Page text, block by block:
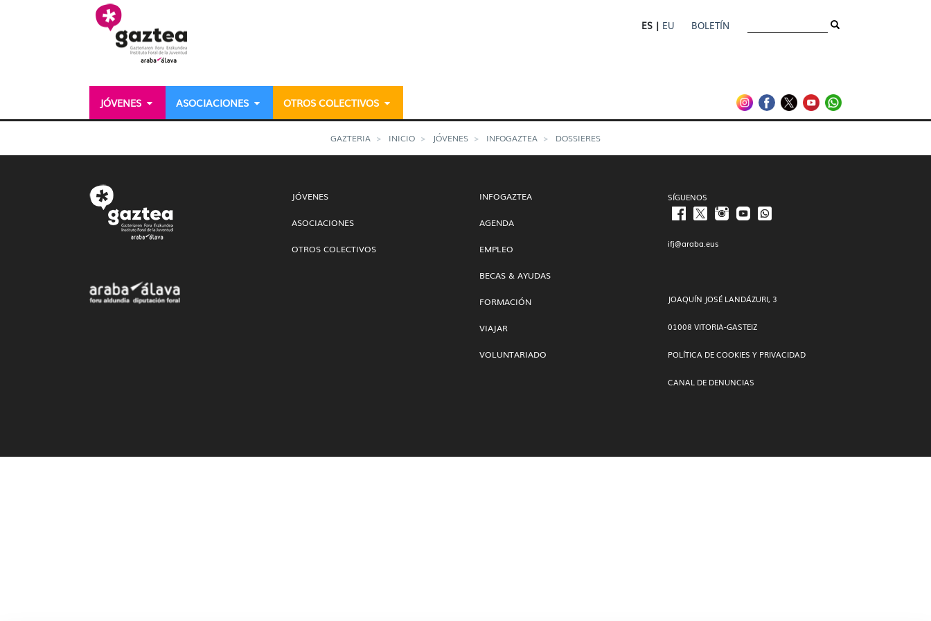
Saltar al contenido principal
ES | EU BOLETÍN
JÓVENES ASOCIACIONES OTROS COLECTIVOS
Dossier detalle - gazteriaGAZTERIA INICIO JÓVENES INFOGAZTEA DOSSIERES
JÓVENES
ASOCIACIONES
OTROS COLECTIVOS
INFOGAZTEA
AGENDA
EMPLEO
BECAS & AYUDAS
FORMACIÓN
VIAJAR
VOLUNTARIADO
SÍGUENOS
ifj@araba.eus
JOAQUÍN JOSÉ LANDÁZURI, 3
01008 VITORIA-GASTEIZ
POLÍTICA DE COOKIES Y PRIVACIDAD
CANAL DE DENUNCIAS